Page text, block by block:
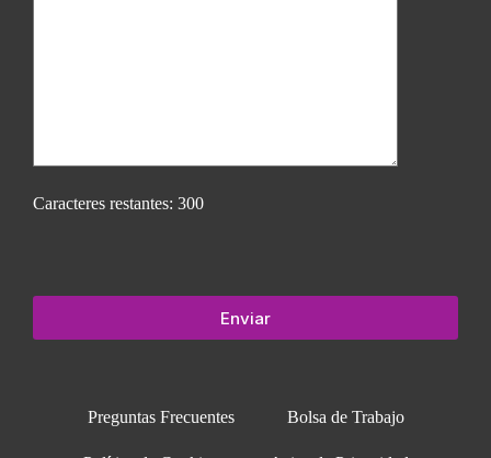
Caracteres restantes: 300
Preguntas Frecuentes Bolsa de Trabajo